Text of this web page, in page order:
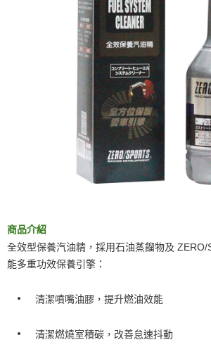
商品介紹
全效型保養汽油精，採用石油蒸餾物及 ZERO/
能多重功效保養引擎：
清潔噴嘴油膠，提升燃油效能
清潔燃燒室積碳，改善怠速抖動